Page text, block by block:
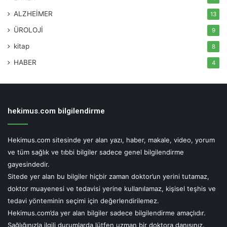
Bir KOAH hastası yaşam kalitesini nasıl yükseltebilir?
Stresten mümkün olduğunca uzak durarak
Atakları azaltıcı önlemler alarak
UYARI!
Hekimus.com sitesinde yer alan yazı, haber, makale, video, yorum ve tüm
ALZHEİMER 13
ÜROLOJİ 9
kitap 8
HABER 4
hekimus.com bilgilendirme
Hekimus.com sitesinde yer alan yazı, haber, makale, video, yorum
ve tüm sağlık ve tıbbi bilgiler sadece genel bilgilendirme
gayesindedir.
Sitede yer alan bu bilgiler hiçbir zaman doktor’un yerini tutamaz,
doktor muayenesi ve tedavisi yerine kullanılamaz, kişisel teşhis ve
tedavi yönteminin seçimi için değerlendirilemez.
Hekimus.com’da yer alan bilgiler sadece bilgilendirme amaçlıdır.
Sağlığınızla ilgili durumlarda lütfen uzman bir doktora danışınız.